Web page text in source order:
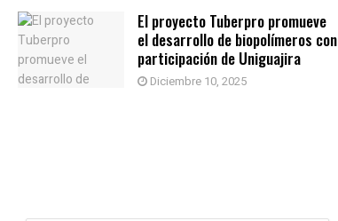
El proyecto Tuberpro promueve
el desarrollo de biopolímeros con
participación de Uniguajira
Diciembre 10, 2025